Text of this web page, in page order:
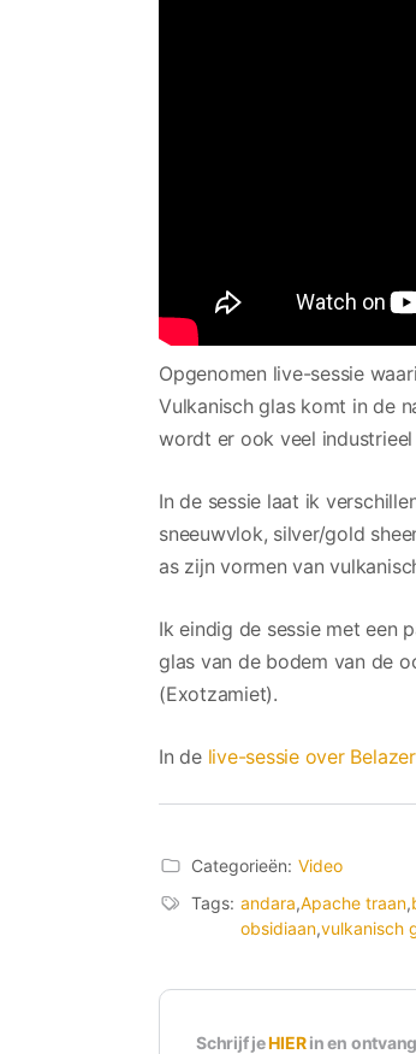
Opgenomen live-sessie
Vulkanisch glas komt in de
wordt er ook veel
In de sessie laat ik
sneeuwvlok, silver/gold
as zijn vormen van
Ik eindig de sessie met een
glas van de bodem van de
(Exotzamiet).
In de live-sessie over
Categorieën: Video
Tags: andara,Apache traan,
obsidiaan,vulkanisch
Schrijf jeHIERin en